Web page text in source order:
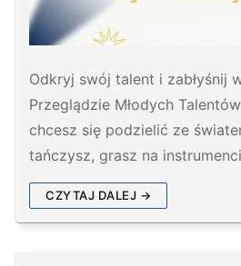
Odkryj swój talent i zabłyśnij
Przeglądzie Młodych
chcesz się podzielić ze
tańczysz, grasz na
CZYTAJ DALEJ →